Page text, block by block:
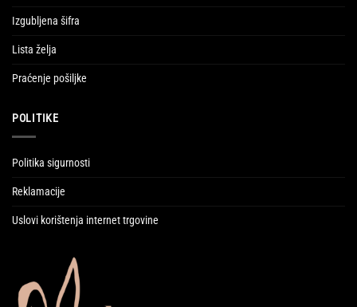
Izgubljena šifra
Lista želja
Praćenje pošiljke
POLITIKE
Politika sigurnosti
Reklamacije
Uslovi korištenja internet trgovine